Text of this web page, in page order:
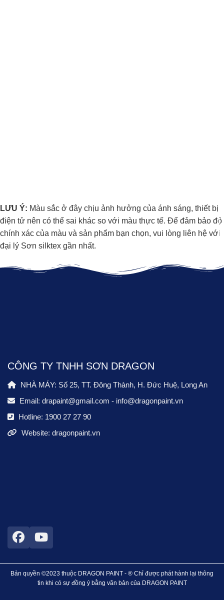
LƯU Ý: Màu sắc ở đây chịu ảnh hưởng của ánh sáng, thiết bị
điện tử nên có thể sai khác so với màu thực tế. Để đảm bảo độ
chính xác của màu và sản phẩm bạn chọn, vui lòng liên hệ với
đại lý Sơn silktex gần nhất.
CÔNG TY TNHH SƠN DRAGON
NHÀ MÁY: Số 25, TT. Đông Thành, H. Đức Huệ, Long An
Email: drapaint@gmail.com - info@dragonpaint.vn
Hotline: 1900 27 27 90
Website: dragonpaint.vn
Bản quyền ©2023 thuộc DRAGON PAINT - ® Chỉ được phát hành lại thông
tin khi có sự đồng ý bằng văn bản của DRAGON PAINT